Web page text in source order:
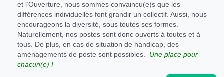
et l’Ouverture, nous sommes convaincu(e)s que les
différences individuelles font grandir un collectif. Aussi, nous
encourageons la diversité, sous toutes ses formes.
Naturellement, nos postes sont donc ouverts à toutes et à
tous. De plus, en cas de situation de handicap, des
aménagements de poste sont possibles. Une place pour
chacun(e) !